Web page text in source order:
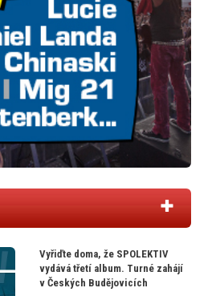
Vyřiďte doma, že SPOLEKTIV
vydává třetí album. Turné zahájí
v Českých Budějovicích